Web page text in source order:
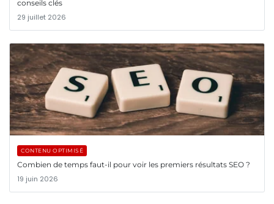
conseils clés
29 juillet 2026
CONTENU OPTIMISÉ
Combien de temps faut-il pour voir les premiers résultats SEO ?
19 juin 2026